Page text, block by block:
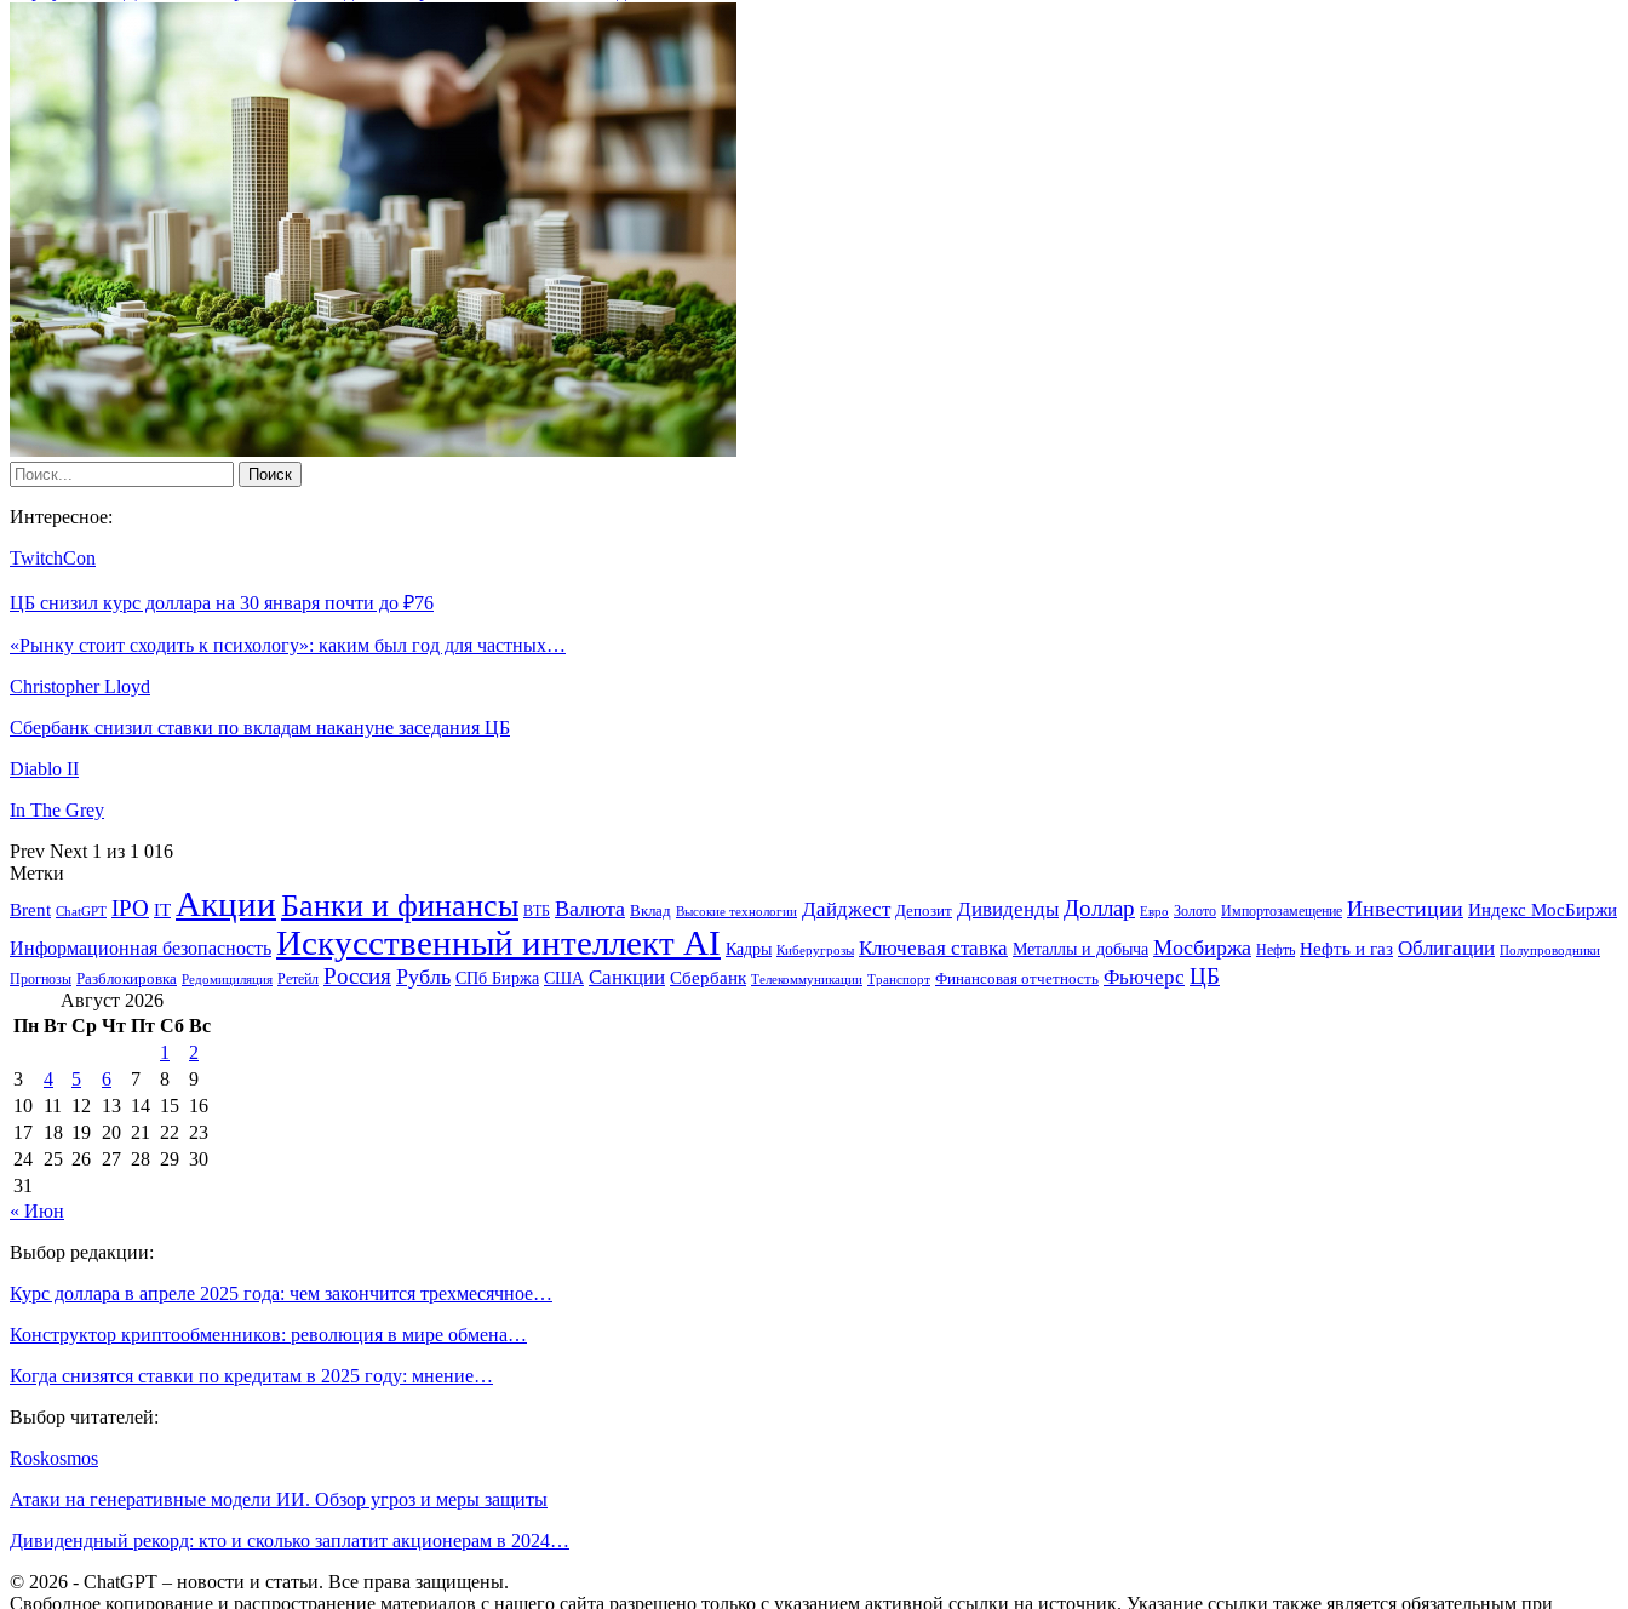
Интересное:
TwitchCon
ЦБ снизил курс доллара на 30 января почти до ₽76
«Рынку стоит сходить к психологу»: каким был год для частных…
Christopher Lloyd
Сбербанк снизил ставки по вкладам накануне заседания ЦБ
Diablo II
In The Grey
Prev Next 1 из 1 016
Метки
Brent ChatGPT IPO IT АкцииБанки и финансы ВТБ Валюта Вклад Высокие технологии Дайджест Депозит Дивиденды Доллар Евро Золото Импортозамещение Инвестиции Индекс МосБиржи
Информационная безопасность Искусственный интеллект AI Кадры Киберугрозы Ключевая ставка Металлы и добыча Мосбиржа Нефть Нефть и газ Облигации Полупроводники
Прогнозы Разблокировка Редомициляция Ретейл Россия Рубль СПб Биржа США Санкции Сбербанк Телекоммуникации Транспорт Финансовая отчетность Фьючерс ЦБ
Август 2026
Пн Вт Ср Чт Пт Сб Вс
1
2
3
4 5 6 7 8
9
10 11 12 13 14 15 16
17 18 19 20 21 22 23
24 25 26 27 28 29 30
31
« Июн
Выбор редакции:
Курс доллара в апреле 2025 года: чем закончится трехмесячное…
Конструктор криптообменников: революция в мире обмена…
Когда снизятся ставки по кредитам в 2025 году: мнение…
Выбор читателей:
Roskosmos
Атаки на генеративные модели ИИ. Обзор угроз и меры защиты
Дивидендный рекорд: кто и сколько заплатит акционерам в 2024…
© 2026 - ChatGPT – новости и статьи. Все права защищены.
Свободное копирование и распространение материалов с нашего сайта разрешено только с указанием активной ссылки на источник. Указание ссылки также является обязательным при